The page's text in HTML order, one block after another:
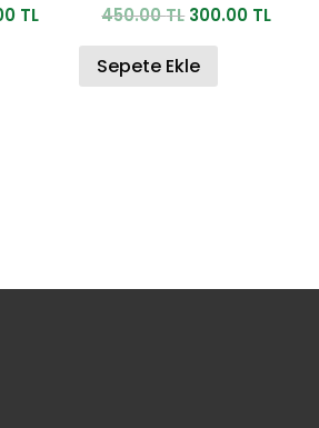
TL.
TLŞu
300.00 TL.
450.00TL Orijinal
450.00 TL.
300.00 TLŞu
Sepete Ekle